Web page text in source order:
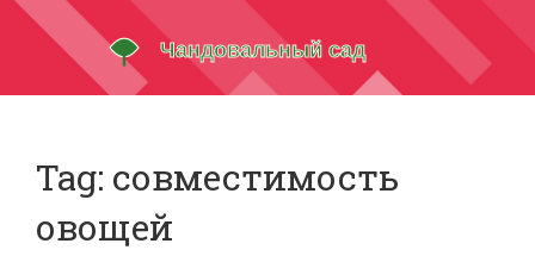
Tag: совместимость
овощей